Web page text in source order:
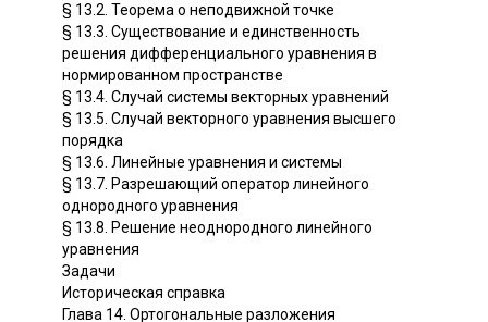
§ 13.2. Теорема о неподвижной точке
§ 13.3. Существование и единственность
решения дифференциального уравнения в
нормированном пространстве
§ 13.4. Случай системы векторных уравнений
§ 13.5. Случай векторного уравнения высшего
порядка
§ 13.6. Линейные уравнения и системы
§ 13.7. Разрешающий оператор линейного
однородного уравнения
§ 13.8. Решение неоднородного линейного
уравнения
Задачи
Историческая справка
Глава 14. Ортогональные разложения